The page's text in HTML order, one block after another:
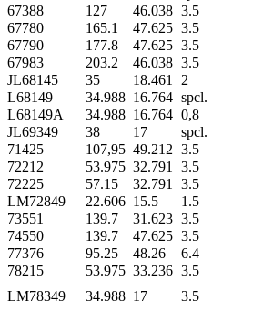
67388
127 46.038 3.5
67780
165.1 47.625 3.5
67790
177.8 47.625 3.5
67983
203.2 46.038 3.5
JL68145
35 18.461 2
L68149
34.988 16.764 spcl.
L68149A
34.988 16.764 0,8
JL69349
38 17 spcl.
71425
107,95 49.212 3.5
72212
53.975 32.791 3.5
72225
57.15 32.791 3.5
LM72849
22.606 15.5 1.5
73551
139.7 31.623 3.5
74550
139.7 47.625 3.5
77376
95.25 48.26 6.4
78215
53.975 33.236 3.5
LM78349
34.988 17 3.5